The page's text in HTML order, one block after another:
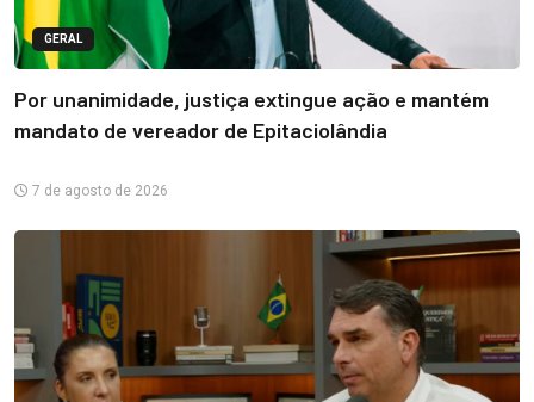
GERAL
Por unanimidade, justiça extingue ação e mantém
mandato de vereador de Epitaciolândia
7 de agosto de 2026